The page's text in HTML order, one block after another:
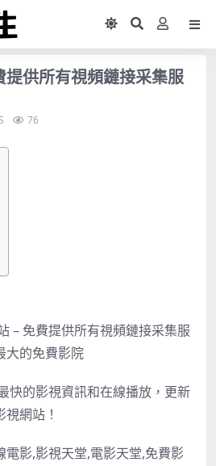
提供所有視頻鏈接采集服
76
– 免費提供所有視頻鏈接采集服
大的免費影院
快的影視資訊和在線播放，更新
網站！
影,影視天堂,電影天堂,免費影